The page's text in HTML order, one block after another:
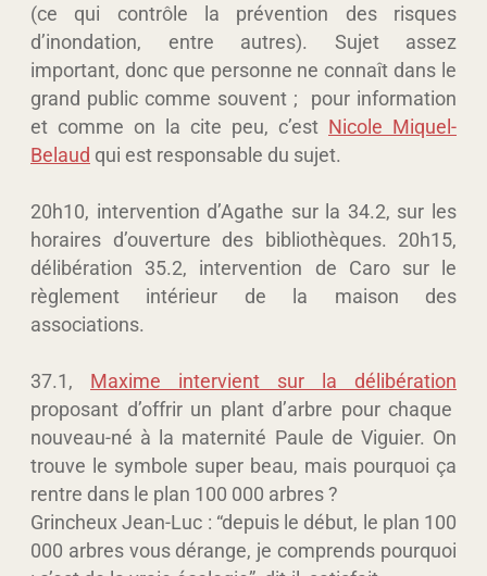
(ce qui contrôle la prévention des risques
d’inondation, entre autres). Sujet assez
important, donc que personne ne connaît dans le
grand public comme souvent ; pour information
et comme on la cite peu, c’est Nicole Miquel-
Belaud qui est responsable du sujet.
20h10, intervention d’Agathe sur la 34.2, sur les
horaires d’ouverture des bibliothèques. 20h15,
délibération 35.2, intervention de Caro sur le
règlement intérieur de la maison des
associations.
37.1, Maxime intervient sur la délibération
proposant d’offrir un plant d’arbre pour chaque
nouveau-né à la maternité Paule de Viguier. On
trouve le symbole super beau, mais pourquoi ça
rentre dans le plan 100 000 arbres ?
Grincheux Jean-Luc : “depuis le début, le plan 100
000 arbres vous dérange, je comprends pourquoi